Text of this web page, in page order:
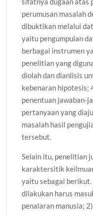
perumusan masalah
dibuktikan melalui
yaitu pengumpulan
berbagai instrumen
penelitian yang
diolah dan dianlisis
kebenaran hipotesis;
penentuan jawaban-
pertanyaan yang
masalah hasil
tersebut.
Selain itu, penelitian
karaktersitik
yaitu sebagai
dilakukan harus
penalaran manusia;